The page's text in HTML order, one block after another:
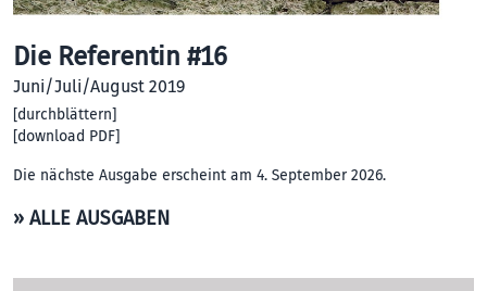
Die Referentin #16
Juni/Juli/August 2019
[durchblättern]
[download PDF]
Die nächste Ausgabe erscheint am 4. September 2026.
» ALLE AUSGABEN